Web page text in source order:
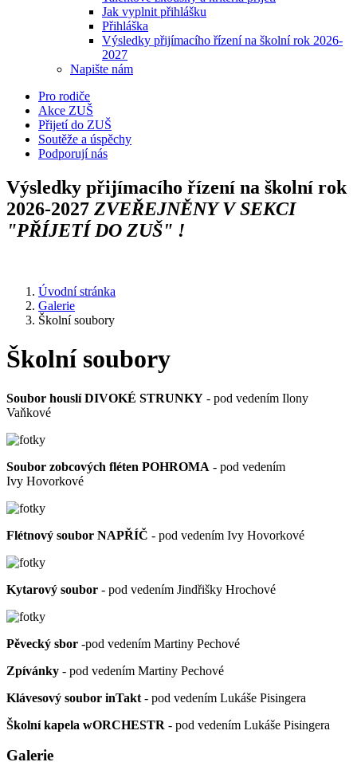
Jak vyplnit přihlášku
Přihláška
Výsledky přijímacího řízení na školní rok 2026-
2027
Napište nám
Pro rodiče
Akce ZUŠ
Přijetí do ZUŠ
Soutěže a úspěchy
Podporují nás
Výsledky přijímacího řízení na školní rok
2026-2027 ZVEŘEJNĚNY V SEKCI
"PŘÍJETÍ DO ZUŠ" !
Úvodní stránka
Galerie
Školní soubory
Školní soubory
Soubor houslí DIVOKÉ STRUNKY - pod vedením Ilony
Vaňkové
Soubor zobcových fléten POHROMA - pod vedením
Ivy Hovorkové
Flétnový soubor NAPŘÍČ - pod vedením Ivy Hovorkové
Kytarový soubor - pod vedením Jindřišky Hrochové
Pěvecký sbor -pod vedením Martiny Pechové
Zpívánky - pod vedením Martiny Pechové
Klávesový soubor inTakt - pod vedením Lukáše Pisingera
Školní kapela wORCHESTR - pod vedením Lukáše Pisingera
Galerie